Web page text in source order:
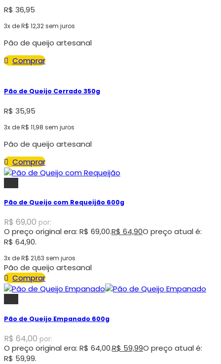
R$ 36,95
3x deR$ 12,32sem juros
Pão de queijo artesanal
Comprar
Pão de Queijo Cerrado 350g
R$ 35,95
3x deR$ 11,98 sem juros
Pão de queijo artesanal
Comprar
Pão de Queijo com Requeijão 600g
R$ 69,00 por:
O preço original era: R$ 69,00.R$ 64,90O preço atual é:
R$ 64,90.
3x deR$ 21,63 sem juros
Pão de queijo artesanal
Comprar
Pão de Queijo Empanado 600g
R$ 64,00 por:
O preço original era: R$ 64,00.R$ 59,99O preço atual é:
R$ 59,99.